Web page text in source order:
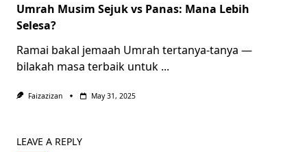
Umrah Musim Sejuk vs Panas: Mana Lebih
Selesa?
Ramai bakal jemaah Umrah tertanya-tanya —
bilakah masa terbaik untuk ...
Faizazizan May 31, 2025
LEAVE A REPLY